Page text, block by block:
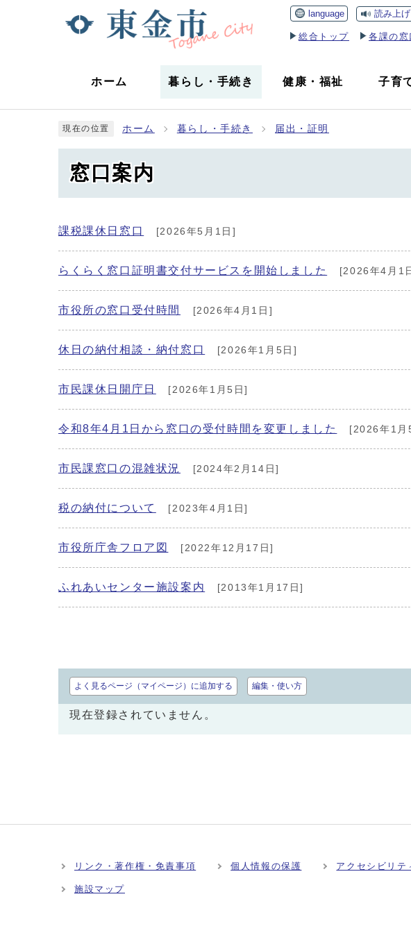
language 読み上げ
総合トップ 各課の窓
ホーム 暮らし ・ 手続き 健康 ・福祉 子育
現在の位置 ホーム 暮らし・手続き 届出・証明
窓口案内
課税課休日窓口 [2026年5月1日]
らくらく窓口証明書交付サービスを開始しました [2026年4月1
市役所の窓口受付時間 [2026年4月1日]
休日の納付相談・納付窓口 [2026年1月5日]
市民課休日開庁日 [2026年1月5日]
令和8年4月1日から窓口の受付時間を変更しました [2026年1月
市民課窓口の混雑状況 [2024年2月14日]
税の納付について [2023年4月1日]
市役所庁舎フロア図 [2022年12月17日]
ふれあいセンター施設案内 [2013年1月17日]
よく見るページ（マイページ）に追加する 編集・使い方
現在登録されていません。
リンク・著作権・免責事項 個人情報の保護 アクセシビリテ
施設マップ